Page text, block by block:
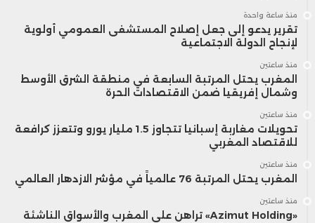
منذ ساعة واحدة
تقرير يدعو إلى جعل إصلاح المستشفى العمومي أولوية
لإنجاح الدولة الاجتماعية
منذ ساعتين
المغرب يحتل المرتبة السابعة في منطقة الشرق الأوسط
وشمال إفريقيا ضمن الاقتصادات الحرة
منذ ساعتين
تحويلات مغاربة إسبانيا تتجاوز 1.5 مليار يورو وتتعزز كرافعة
للاقتصاد المغربي
منذ ساعتين
المغرب يحتل المرتبة 76 عالمياً في مؤشر الازدهار العالمي
منذ ساعتين
«Azimut Holding» تراهن على المغرب والأسواق الناشئة